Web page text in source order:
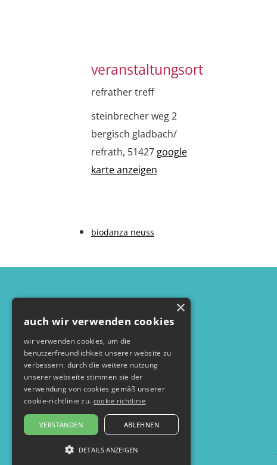
veranstaltungsort
refrather treff
steinbrecher weg 2
bergisch gladbach/
refrath, 51427 google
karte anzeigen
biodanza neuss
×
auch wir verwenden cookies
wir verwenden cookies, um die
benutzerfreundlichkeit unserer website zu
verbessern. durch die weitere nutzung
unserer webseite stimmen sie der
verwendung von cookies gemäß unserer
cookie-richtlinie zu. cookie richtlinie
VERSTANDEN ABLEHNEN
DETAILS ANZEIGEN